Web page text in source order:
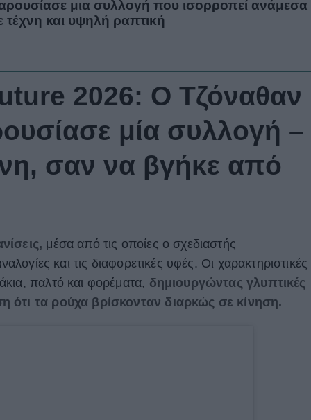
μια συλλογή που ισορροπεί ανάμεσα
τέχνη και υψηλή ραπτική
2026: Ο Τζόναθαν
μία συλλογή –
σαν να βγήκε από
μέσα από τις οποίες ο σχεδιαστής
και τις διαφορετικές υφές. Οι χαρακτηριστικές
παλτό και φορέματα, δημιουργώντας γλυπτικές
ότι τα ρούχα βρίσκονταν διαρκώς σε κίνηση.